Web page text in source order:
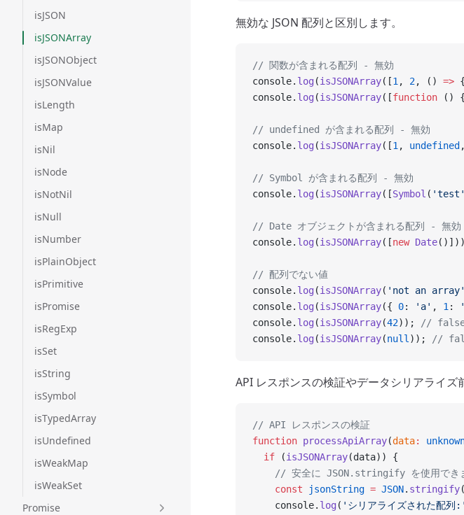
isJSON
isJSONArray
isJSONObject
isJSONValue
isLength
isMap
isNil
isNode
isNotNil
isNull
isNumber
isPlainObject
isPrimitive
isPromise
isRegExp
isSet
isString
isSymbol
isTypedArray
isUndefined
isWeakMap
isWeakSet
Promise
無効な JSON 配列と区別します。
// 関数が含まれる配列 - 無効
console. log (isJSONArray([1 , 2, () =>
console. log (isJSONArray([function ()
// undefined が含まれる配列 - 無効
console. log (isJSONArray([1 , undefined
// Symbol が含まれる配列 - 無効
console. log (isJSONArray([Symbol ( 'test'
// Date オブジェクトが含まれる配列 - 無効
console. log (isJSONArray([new Date
// 配列でない値
console. log (isJSONArray( 'not an array'
console. log (isJSONArray({ 0: 'a' , 1 :
console. log (isJSONArray(42));
//
console. log (isJSONArray(null )); //
API レスポンスの検証やデータシリアライズ
// API レスポンスの検証
function processApiArray(data:
  if
(isJSONArray(data)) {
// 安全に JSON.stringify を使用でき
    const
jsonString = JSON. stringify
    console.
log ( 'シリアライズされた配列:'